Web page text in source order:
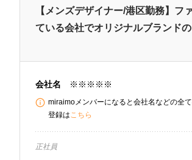
【メンズデザイナー/港区勤務】フ
ている会社でオリジナルブランド
会社名 ※※※※※
miraimoメンバーになると会社名などの全
登録はこちら
正社員